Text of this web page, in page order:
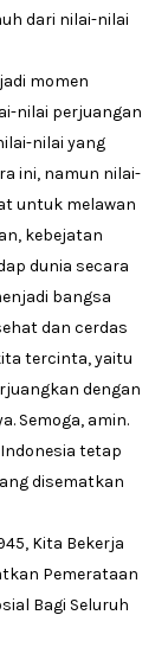
dari nilai-nilai
momen
nilai perjuangan
nilai yang
ini, namun nilai-
untuk melawan
kebejatan
dunia secara
bangsa
dan cerdas
tercinta, yaitu
dengan
Semoga, amin.
tetap
disematkan
Kita Bekerja
Pemerataan
Bagi Seluruh